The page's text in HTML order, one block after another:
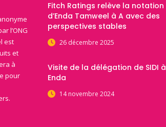
l’ONG
est
et
à
pour
Fitch Ratings relève la notation
d’Enda Tamweel à A avec des
perspectives stables
26 décembre 2025
Visite de la délégation de SIDI à
Enda
14 novembre 2024